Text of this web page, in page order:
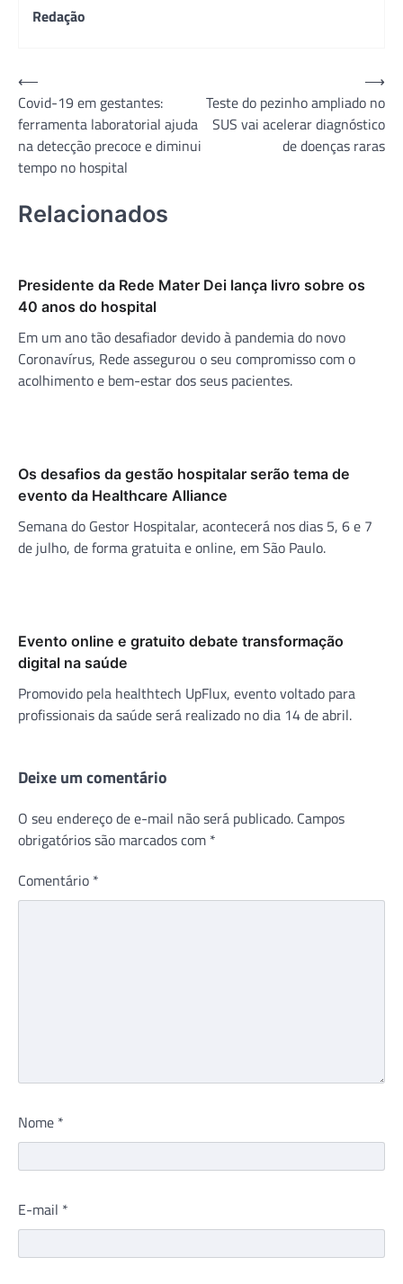
Redação
Navegação
de
Post
⟵
Covid-19 em gestantes:
ferramenta laboratorial ajuda
na detecção precoce e diminui
tempo no hospital
Teste do pezinho ampliado no
SUS vai acelerar diagnóstico
de doenças raras
⟶
Relacionados
Presidente da Rede Mater Dei lança livro sobre os
40 anos do hospital
Em um ano tão desafiador devido à pandemia do novo
Coronavírus, Rede assegurou o seu compromisso com o
acolhimento e bem-estar dos seus pacientes.
Os desafios da gestão hospitalar serão tema de
evento da Healthcare Alliance
Semana do Gestor Hospitalar, acontecerá nos dias 5, 6 e 7
de julho, de forma gratuita e online, em São Paulo.
Evento online e gratuito debate transformação
digital na saúde
Promovido pela healthtech UpFlux, evento voltado para
profissionais da saúde será realizado no dia 14 de abril.
Deixe um comentário
O seu endereço de e-mail não será publicado. Campos
obrigatórios são marcados com *
Comentário *
Nome *
E-mail *